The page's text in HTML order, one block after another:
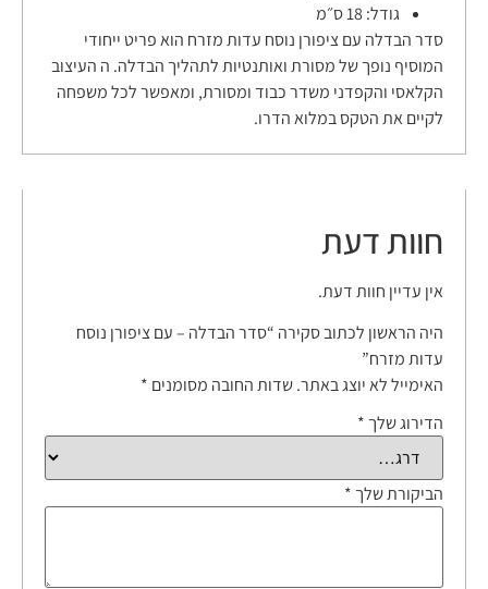
גודל:18 ס״מ
סדר הבדלה עם ציפורן נוסח עדות מזרח הוא פריט ייחודי
המוסיף נופך של מסורת ואותנטיות לתהליך הבדלה. ה העיצוב
הקלאסי והקפדני משדר כבוד ומסורת, ומאפשר לכל משפחה
לקיים את הטקס במלוא הדרו.
חוות דעת
אין עדיין חוות דעת.
היה הראשון לכתוב סקירה “סדר הבדלה – עם ציפורן נוסח
עדות מזרח”
האימייל לא יוצג באתר.שדות החובה מסומנים *
הדירוג שלך *
הביקורת שלך *